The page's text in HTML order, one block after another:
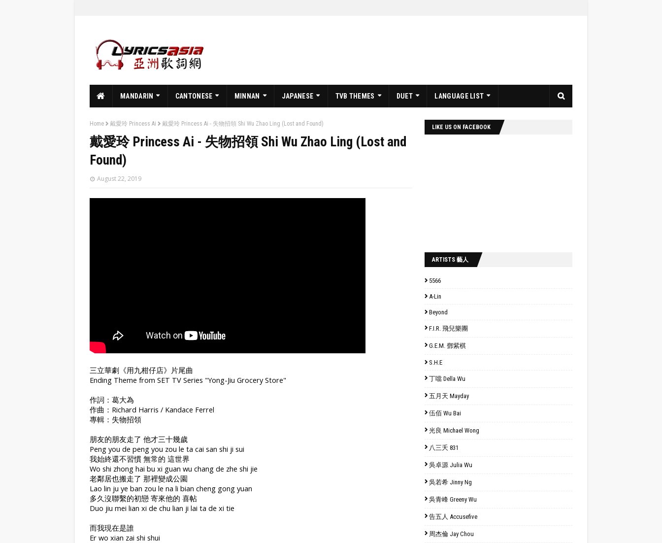
MANDARIN CANTONESE MINNAN JAPANESE TVB THEMES DUET LANGUAGE LIST
Home 戴愛玲 Princess Ai 戴愛玲 Princess Ai - 失物招領 Shi Wu Zhao Ling (Lost and Found)
戴愛玲 Princess Ai - 失物招領 Shi Wu Zhao Ling (Lost and
Found)
August 22, 2019
三立華劇《用九柑仔店》片尾曲
Ending Theme from SET TV Series "Yong-Jiu Grocery Store"
作詞：葛大為
作曲：Richard Harris / Kandace Ferrel
專輯：失物招領
朋友的朋友走了 他才三十幾歲
Peng you de peng you zou le ta cai san shi ji sui
我始終還不習慣 無常的 這世界
Wo shi zhong hai bu xi guan wu chang de zhe shi jie
老鄰居也搬走了 那裡變成公園
Lao lin ju ye ban zou le na li bian cheng gong yuan
多久沒聯繫的初戀 寄來他的 喜帖
Duo jiu mei lian xi de chu lian ji lai ta de xi tie
而我現在是誰
Er wo xian zai shi shui
LIKE US ON FACEBOOK
ARTISTS 藝人
5566
A-Lin
Beyond
F.I.R. 飛兒樂團
G.E.M. 鄧紫棋
S.H.E
丁噹 Della Wu
五月天 Mayday
伍佰 Wu Bai
光良 Michael Wong
八三夭 831
吳卓源 Julia Wu
吳若希 Jinny Ng
吳青峰 Greeny Wu
告五人 Accusefive
周杰倫 Jay Chou